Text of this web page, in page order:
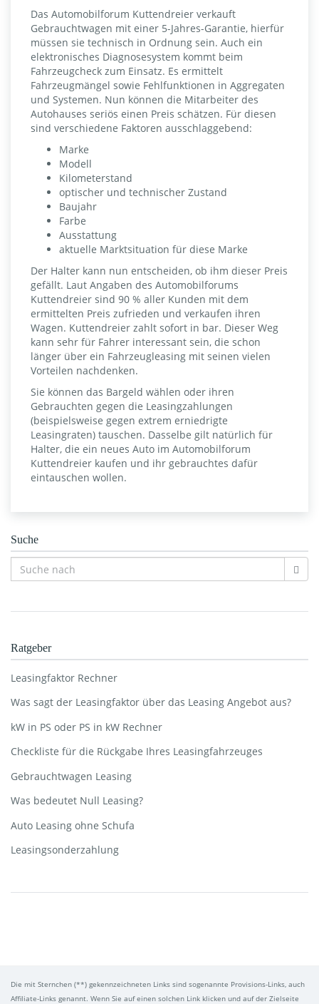
Das Automobilforum Kuttendreier verkauft
Gebrauchtwagen mit einer 5-Jahres-Garantie, hierfür
müssen sie technisch in Ordnung sein. Auch ein
elektronisches Diagnosesystem kommt beim
Fahrzeugcheck zum Einsatz. Es ermittelt
Fahrzeugmängel sowie Fehlfunktionen in Aggregaten
und Systemen. Nun können die Mitarbeiter des
Autohauses seriös einen Preis schätzen. Für diesen
sind verschiedene Faktoren ausschlaggebend:
Marke
Modell
Kilometerstand
optischer und technischer Zustand
Baujahr
Farbe
Ausstattung
aktuelle Marktsituation für diese Marke
Der Halter kann nun entscheiden, ob ihm dieser Preis
gefällt. Laut Angaben des Automobilforums
Kuttendreier sind 90 % aller Kunden mit dem
ermittelten Preis zufrieden und verkaufen ihren
Wagen. Kuttendreier zahlt sofort in bar. Dieser Weg
kann sehr für Fahrer interessant sein, die schon
länger über ein Fahrzeugleasing mit seinen vielen
Vorteilen nachdenken.
Sie können das Bargeld wählen oder ihren
Gebrauchten gegen die Leasingzahlungen
(beispielsweise gegen extrem erniedrigte
Leasingraten) tauschen. Dasselbe gilt natürlich für
Halter, die ein neues Auto im Automobilforum
Kuttendreier kaufen und ihr gebrauchtes dafür
eintauschen wollen.
Suche
Ratgeber
Leasingfaktor Rechner
Was sagt der Leasingfaktor über das Leasing Angebot aus?
kW in PS oder PS in kW Rechner
Checkliste für die Rückgabe Ihres Leasingfahrzeuges
Gebrauchtwagen Leasing
Was bedeutet Null Leasing?
Auto Leasing ohne Schufa
Leasingsonderzahlung
Die mit Sternchen (**) gekennzeichneten Links sind sogenannte Provisions-Links, auch
Affiliate-Links genannt. Wenn Sie auf einen solchen Link klicken und auf der Zielseite